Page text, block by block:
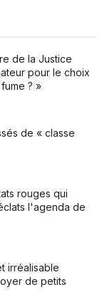
de la Justice
pour le choix
? »
de « classe
rouges qui
l'agenda de
irréalisable
de petits